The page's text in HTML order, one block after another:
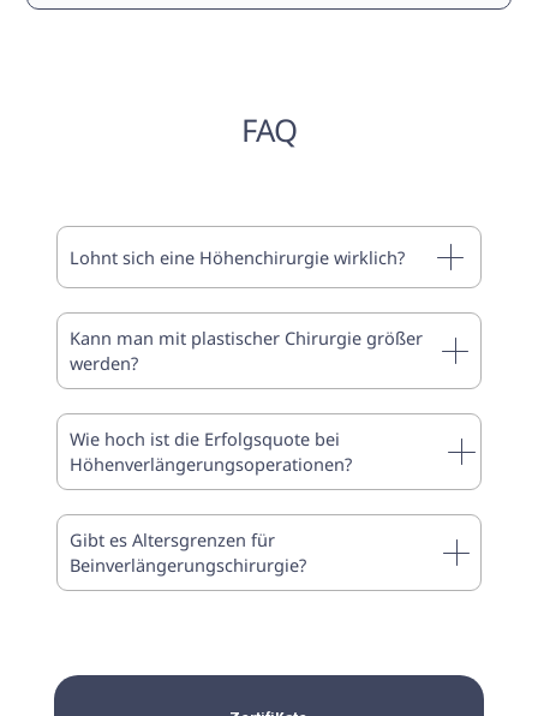
FAQ
Lohnt sich eine Höhenchirurgie wirklich?
Kann man mit plastischer Chirurgie größer
werden?
Wie hoch ist die Erfolgsquote bei
Höhenverlängerungsoperationen?
Gibt es Altersgrenzen für
Beinverlängerungschirurgie?